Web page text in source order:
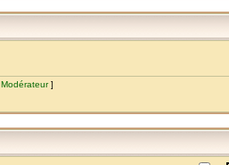
Modérateur]